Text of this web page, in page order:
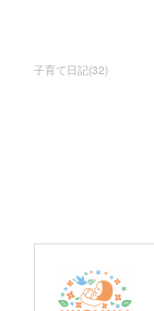
子育て日記(32)